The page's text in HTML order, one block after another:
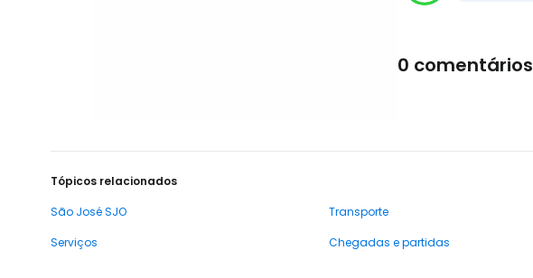
0 comentários
Tópicos relacionados
São José SJO
Transporte
Serviços
Chegadas e partidas